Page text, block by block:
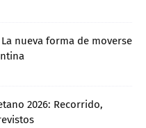
nueva forma de moverse
2026: Recorrido,